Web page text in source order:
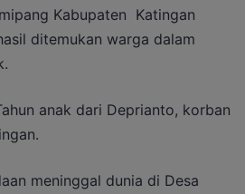
Kabupaten Katingan
ditemukan warga dalam
anak dari Deprianto, korban
meninggal dunia di Desa